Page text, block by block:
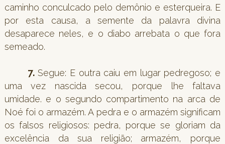
caminho conculcado pelo demônio e esterqueira. E
por esta causa, a semente da palavra divina
desaparece neles, e o diabo arrebata o que fora
semeado.
7.Segue: E outra caiu em lugar pedregoso; e
uma vez nascida secou, porque lhe faltava
umidade. e o segundo compartimento na arca de
Noé foi o armazém. A pedra e o armazém significam
os falsos religiosos: pedra, porque se gloriam da
excelência da sua religião; armazém, porque